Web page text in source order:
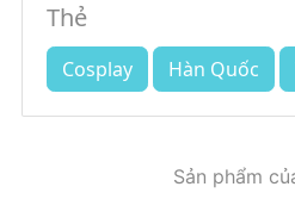
Thẻ
Cosplay Hàn Quốc
Sản phẩm